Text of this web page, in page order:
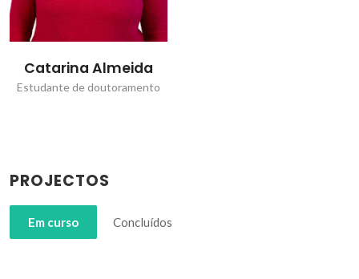
Catarina Almeida
Estudante de doutoramento
PROJECTOS
Em curso Concluídos